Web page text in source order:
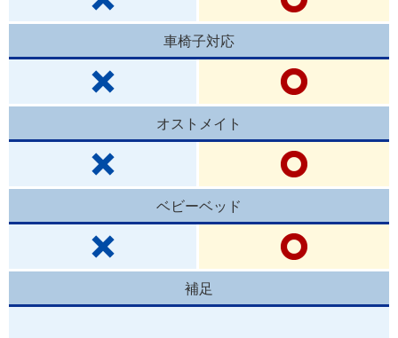
車椅子対応
オストメイト
ベビーベッド
補足